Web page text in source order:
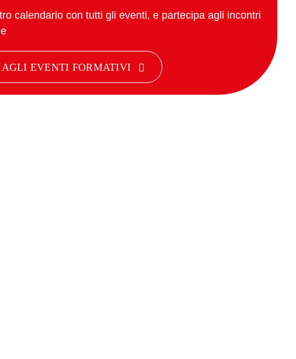
calendario con tutti gli eventi, e partecipa agli incontri
AGLI EVENTI FORMATIVI